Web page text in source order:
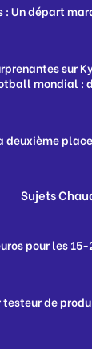
: Un départ
sur
mondial :
deuxième
Sujets
pour les
de